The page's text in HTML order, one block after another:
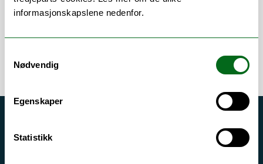
informasjonskapslene nedenfor.
Nødvendig
Egenskaper
Statistikk
Si ifra!